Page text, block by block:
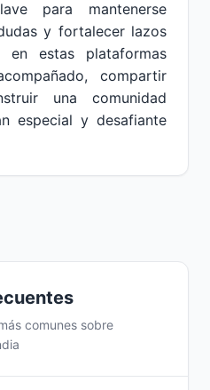
para mantenerse
y fortalecer lazos
en estas plataformas
compartir
una comunidad
especial y desafiante
comunes sobre